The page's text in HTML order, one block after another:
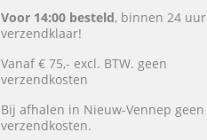
Voor 14:00 besteld, binnen 24 uur
verzendklaar!
Vanaf € 75,- excl. BTW. geen
verzendkosten
Bij afhalen in Nieuw-Vennep geen
verzendkosten.